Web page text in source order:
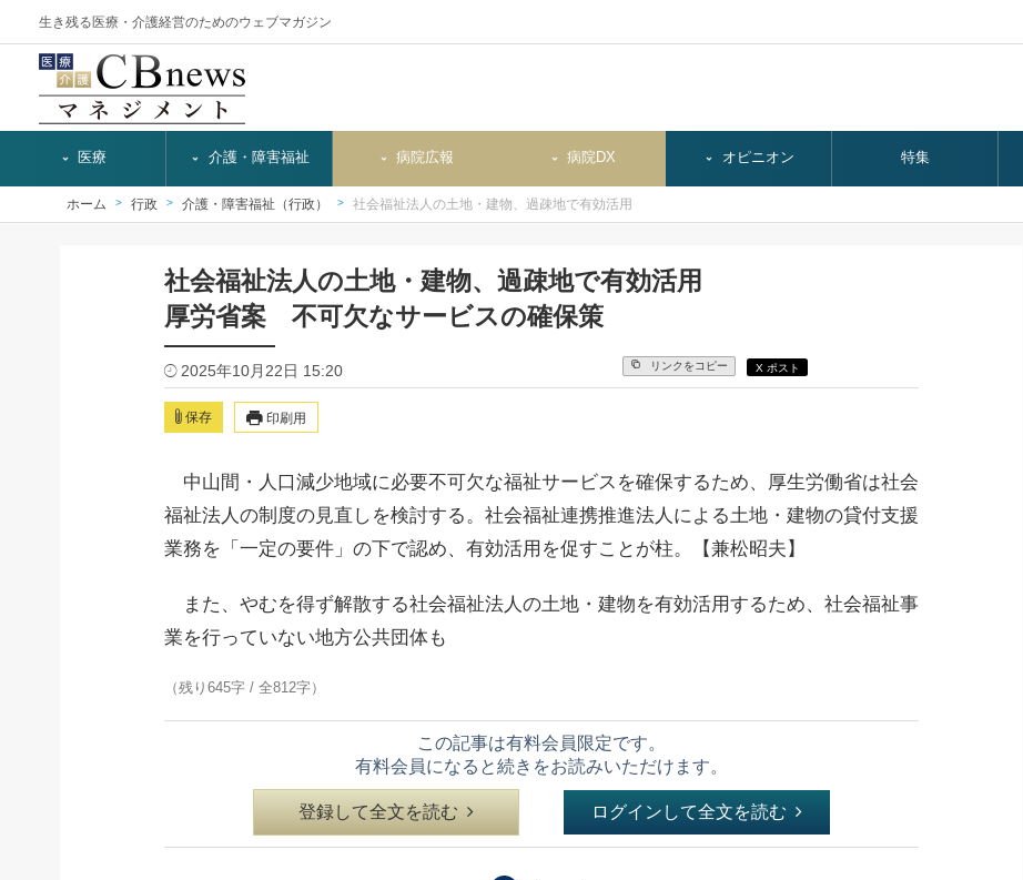
生き残る医療・介護経営のためのウェブマガジン
医療 介護・障害福祉 病院広報 病院DX オピニオン 特集
ホーム 行政 介護・障害福祉（行政） 社会福祉法人の土地・建物、過疎地で有効活用
社会福祉法人の土地・建物、過疎地で有効活用
厚労省案 不可欠なサービスの確保策
2025年10月22日 15:20 リンクをコピー X ポスト
保存 印刷用
中山間・人口減少地域に必要不可欠な福祉サービスを確保するため、厚生労働省は社会
福祉法人の制度の見直しを検討する。社会福祉連携推進法人による土地・建物の貸付支援
業務を「一定の要件」の下で認め、有効活用を促すことが柱。【兼松昭夫】
また、やむを得ず解散する社会福祉法人の土地・建物を有効活用するため、社会福祉事
業を行っていない地方公共団体も
（残り645字 / 全812字）
この記事は有料会員限定です。
有料会員になると続きをお読みいただけます。
登録して全文を読む ログインして全文を読む